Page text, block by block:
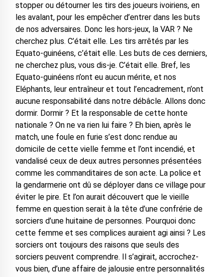
stopper ou détourner les tirs des joueurs ivoiriens, en
les avalant, pour les empêcher d’entrer dans les buts
de nos adversaires. Donc les hors-jeux, la VAR ? Ne
cherchez plus. C’était elle. Les tirs arrêtés par les
Equato-guinéens, c’était elle. Les buts de ces derniers,
ne cherchez plus, vous dis-je. C’était elle. Bref, les
Equato-guinéens n’ont eu aucun mérite, et nos
Eléphants, leur entraîneur et tout l’encadrement, n’ont
aucune responsabilité dans notre débâcle. Allons donc
dormir. Dormir ? Et la responsable de cette honte
nationale ? On ne va rien lui faire ? Eh bien, après le
match, une foule en furie s’est donc rendue au
domicile de cette vielle femme et l’ont incendié, et
vandalisé ceux de deux autres personnes présentées
comme les commanditaires de son acte. La police et
la gendarmerie ont dû se déployer dans ce village pour
éviter le pire. Et l’on aurait découvert que le vieille
femme en question serait à la tête d’une confrérie de
sorciers d’une huitaine de personnes. Pourquoi donc
cette femme et ses complices auraient agi ainsi ? Les
sorciers ont toujours des raisons que seuls des
sorciers peuvent comprendre. Il s’agirait, accrochez-
vous bien, d’une affaire de jalousie entre personnalités